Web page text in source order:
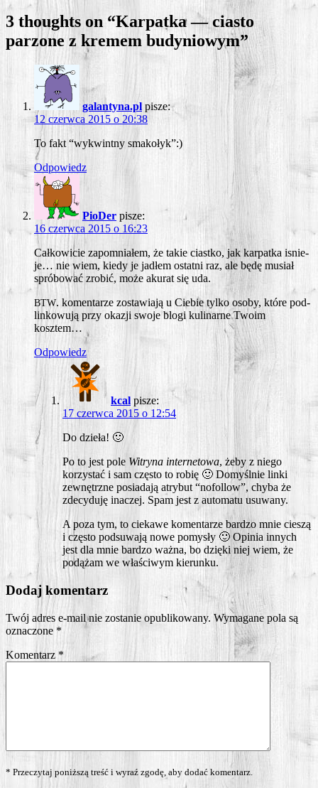
3 thoughts on “Karpatka — ciasto
parzone z kremem budyniowym”
galantyna.pl pisze:
12 czerwca 2015 o 20:38
To fakt “wykwint­ny smakołyk”:)
Odpowiedz
PioDer pisze:
16 czerwca 2015 o 16:23
Cał­ko­wi­cie zapo­mnia­łem, że takie ciast­ko, jak kar­pat­ka isnie­
je… nie wiem, kie­dy je jadłem ostat­ni raz, ale będę musiał
spró­bo­wać zro­bić, może aku­rat się uda.
BTW. komen­ta­rze zosta­wia­ją u Cie­bie tyl­ko oso­by, któ­re pod­
lin­ko­wu­ją przy oka­zji swo­je blo­gi kuli­nar­ne Two­im
kosztem…
Odpowiedz
kcal pisze:
17 czerwca 2015 o 12:54
Do dzie­ła! 🙂
Po to jest pole Witry­na inter­ne­to­wa, żeby z nie­go
korzy­stać i sam czę­sto to robię 🙂 Domyśl­nie lin­ki
zewnętrz­ne posia­da­ją atry­but “nofol­low”, chy­ba że
zde­cy­du­ję ina­czej. Spam jest z auto­ma­tu usuwany.
A poza tym, to cie­ka­we komen­ta­rze bar­dzo mnie cie­szą
i czę­sto pod­su­wa­ją nowe pomy­sły 🙂 Opi­nia innych
jest dla mnie bar­dzo waż­na, bo dzię­ki niej wiem, że
podą­żam we wła­ści­wym kierunku.
Dodaj komentarz
Twój adres e-mail nie zostanie opublikowany. Wymagane pola są
oznaczone *
Komentarz *
* Przeczytaj poniższą treść i wyraź zgodę, aby dodać komentarz.